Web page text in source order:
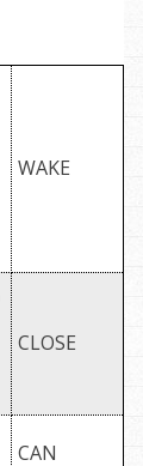
WAKE
CLOSE
CAN